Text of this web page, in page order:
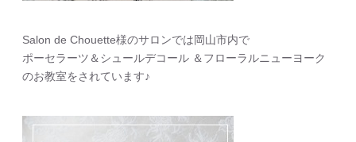
Salon de Chouette様のサロンでは岡山市内で
ポーセラーツ＆シュールデコール ＆フローラルニューヨーク
のお教室をされています♪